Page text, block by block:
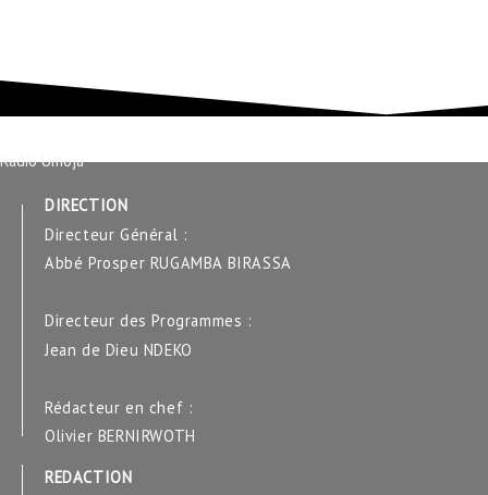
Radio Umoja
DIRECTION
Directeur Général :
Abbé Prosper RUGAMBA BIRASSA
Directeur des Programmes :
Jean de Dieu NDEKO
Rédacteur en chef :
Olivier BERNIRWOTH
REDACTION